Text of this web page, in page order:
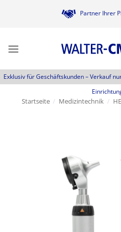
Partner Ihrer
Exklusiv für Geschäftskunden –Verkauf
Startseite / Medizintechnik /